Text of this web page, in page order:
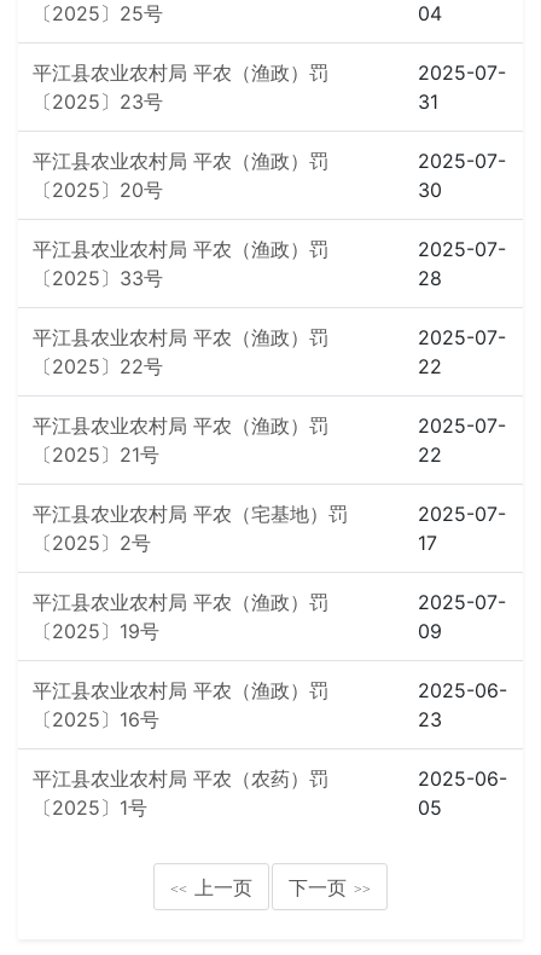
〔2025〕25号
04
平江县农业农村局 平农（渔政）罚
〔2025〕23号
2025-07-
31
平江县农业农村局 平农（渔政）罚
〔2025〕20号
2025-07-
30
平江县农业农村局 平农（渔政）罚
〔2025〕33号
2025-07-
28
平江县农业农村局 平农（渔政）罚
〔2025〕22号
2025-07-
22
平江县农业农村局 平农（渔政）罚
〔2025〕21号
2025-07-
22
平江县农业农村局 平农（宅基地）罚
〔2025〕2号
2025-07-
17
平江县农业农村局 平农（渔政）罚
〔2025〕19号
2025-07-
09
平江县农业农村局 平农（渔政）罚
〔2025〕16号
2025-06-
23
平江县农业农村局 平农（农药）罚
〔2025〕1号
2025-06-
05
<< 上一页 下一页 >>